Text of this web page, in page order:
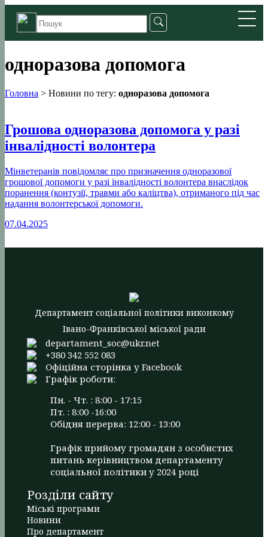
одноразова допомога
Головна > Новини по тегу: одноразова допомога
Грошова одноразова допомога у разі
інвалідності волонтера
Мінветеранів повідомляє про призначення одноразової
грошової допомоги у разі інвалідності волонтера внаслідок
поранення (контузії, травми або каліцтва), отриманого під час
надання волонтерської допомоги.
07.04.2025
Департамент соціальної політики виконкому
Івано-Франківської міської ради
departament_soc@ukr.net
+380 342 552 083
Офіційна сторінка у Facebook
Графік роботи:
Пн. - Чт. : 8:00 - 17:15
Пт. : 8:00 -16:00
Обідня перерва: 12:00 - 13:00
Графік прийому громадян з особистих
питань керівництвом департаменту
соціальної політики у 2024 році
Розділи сайту
Міські програми
Новини
Про департамент